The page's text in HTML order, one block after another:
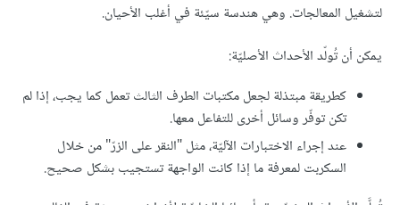
لتشغيل المعالجات. وهي هندسة سيّئة في أغلب اﻷحيان.
يمكن أن تُولّد اﻷحداث اﻷصليّة:
كطريقة مبتذلة لجعل مكتبات الطرف الثالث تعمل كما يجب، إذا لم
تكن توفّر وسائل أخرى للتفاعل معها.
عند إجراء الاختبارات الآليّة، مثل "النقر على الزرّ" من خلال
السكربت لمعرفة ما إذا كانت الواجهة تستجيب بشكل صحيح.